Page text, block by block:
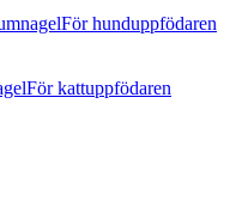
För hunduppfödaren
För kattuppfödaren